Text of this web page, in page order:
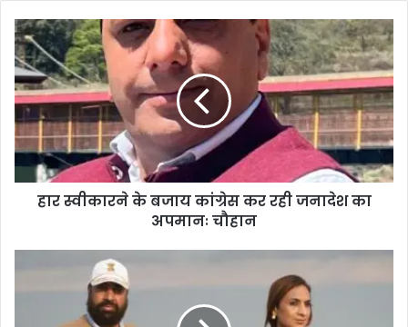
हार स्वीकारने के बजाय कांग्रेस कर रही जनादेश का
अपमानः चौहान